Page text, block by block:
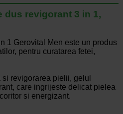
dus revigorant 3 in 1,
1 Gerovital Men este un produs
pentru curatarea fetei,
revigorarea pielii, gelul
care ingrijeste delicat pielea
si energizant.